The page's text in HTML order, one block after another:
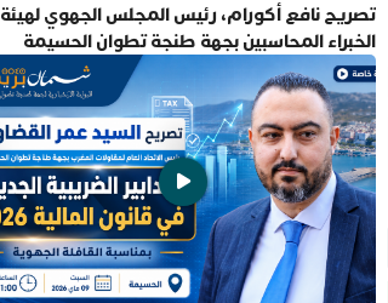
تصريح نافع أكورام، رئيس المجلس الجهوي لهيئة
الخبراء المحاسبين بجهة طنجة تطوان الحسيمة